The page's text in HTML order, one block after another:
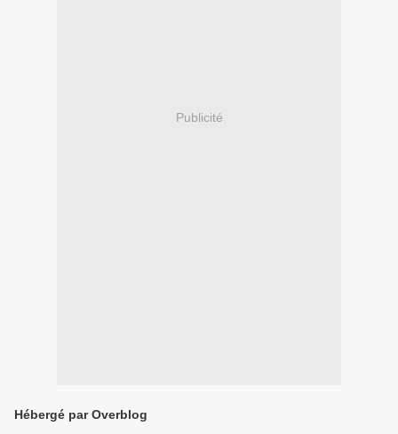
Publicité
Hébergé par Overblog